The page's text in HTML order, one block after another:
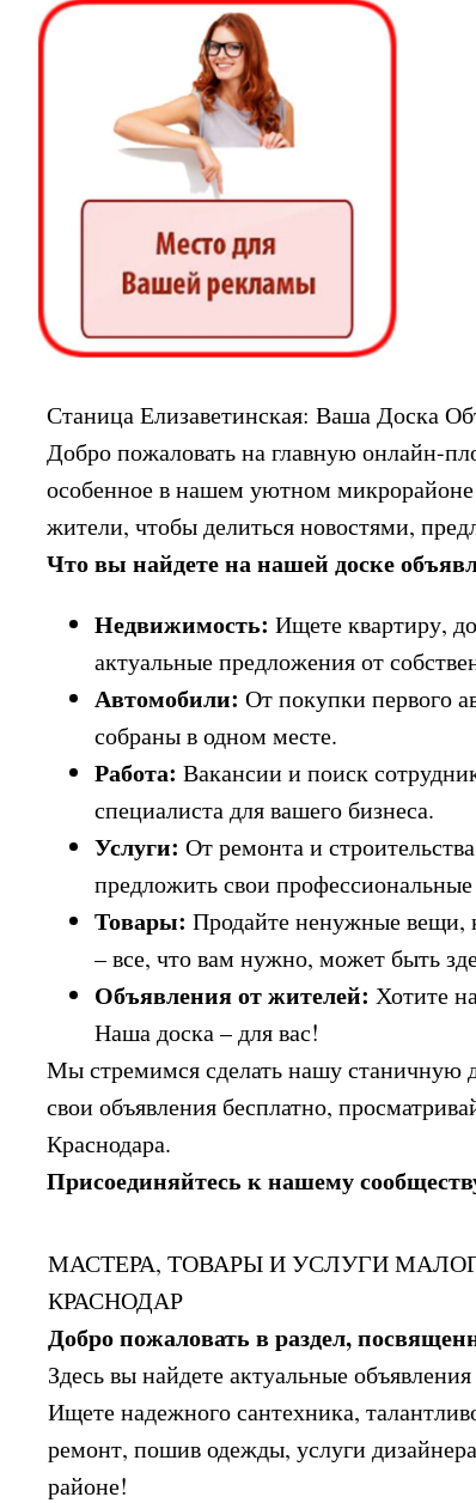
Станица Елизаветинская: Ваша Доска
Добро пожаловать на главную онлайн-
особенное в нашем уютном микрорайоне
жители, чтобы делиться новостями,
Что вы найдете на нашей доске
Недвижимость: Ищете квартиру,
актуальные предложения от
Автомобили: От покупки первого
собраны в одном месте.
Работа: Вакансии и поиск
специалиста для вашего бизнеса.
Услуги: От ремонта и
предложить свои
Товары: Продайте ненужные вещи,
– все, что вам нужно, может быть
Объявления от жителей: Хотите
Наша доска – для вас!
Мы стремимся сделать нашу станичную
свои объявления бесплатно,
Краснодара.
Присоединяйтесь к нашему
МАСТЕРА, ТОВАРЫ И УСЛУГИ
КРАСНОДАР
Добро пожаловать в раздел,
Здесь вы найдете актуальные
Ищете надежного сантехника,
ремонт, пошив одежды, услуги
районе!